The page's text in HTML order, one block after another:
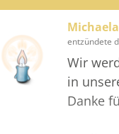
entzündete
Wir
in
Danke